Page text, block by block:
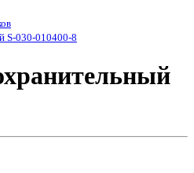
S-030-010400-8